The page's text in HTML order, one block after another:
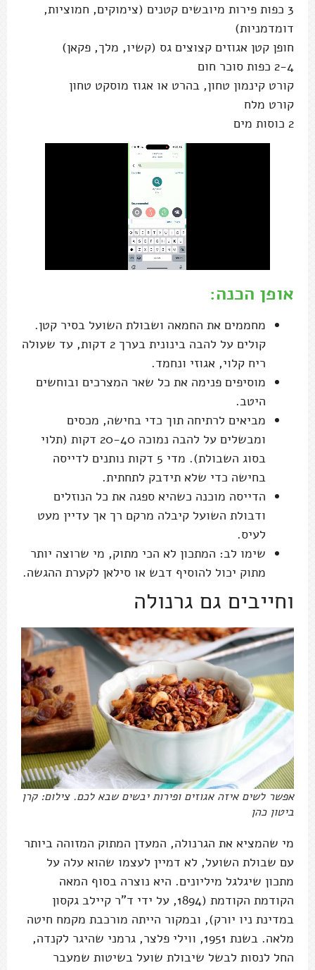
3 כפות פירות מיובשים קטנים (צימוקים, חמוציות,
דומדמניות)
חופן קטן אגוזים קצוצים גס (קשיו, מלך, פקאן)
2-4 כפות סוכר חום
קורט קינמון טחון, בהרט או אגוז מוסקט טחון
קורט מלח
2 כוסות מים
אופן הכנה:
מחממים את החמאה ושבולת השועל בסיר קטן.
קולים על להבה בינונית בערך 2 דקות, עד שעולה
ריח קלוי, אגוזי ונחמד.
מוסיפים פנימה את כל שאר המצרכים ובוחשים
היטב.
מביאים לרתיחה תוך כדי בחישה, מכסים
ומבשלים על להבה נמוכה 20-40 דקות (תלוי
בסוג השבולת). מדי 5 דקות נותנים לדייסה
בחישה כדי שלא תידבק לתחתית.
הדייסה מוכנה כשהיא ספגה את כל הנוזלים
ודבולת השועל קיבלה מרקם רך אך עדיין מעט
לעיס.
שימו לב: המתכון לא הכי מתוק, מי שרוצה יותר
מתוק יכול להוסיף דבש או סילאן לקערת ההגשה.
וחייבים גם גרנולה
אפשר לשים איזה אגוזים ופירות יבשים שבא לכם. צילום: קרן
ביטון כהן
מי שהמציא את הגרנולה, המעדן המתוק המזוהה ביותר
עם שבולת השועל, לא דמיין לעצמו שהוא עלה על
מתכון שיגלגל מיליונים. היא נוצרה בסוף המאה
הקודמת הקודמת (1894, על ידי ד”ר קיילב גקסון
במדינת ניו יורק), ובמקור הייתה מורכבת מקמח חיטה
מלאה. בשנת 1951, ווילי פלצר, גרמני שהיגר לקנדה,
החל לנסות לבשל שיבולת שועל בשיטות שמעבר